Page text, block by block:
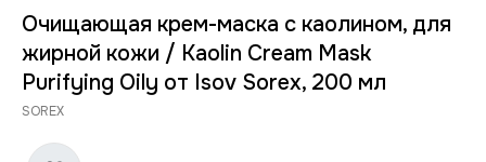
Очищающая крем-маска с каолином, для
жирной кожи / Kaolin Cream Mask
Purifying Oily от Isov Sorex, 200 мл
SOREX